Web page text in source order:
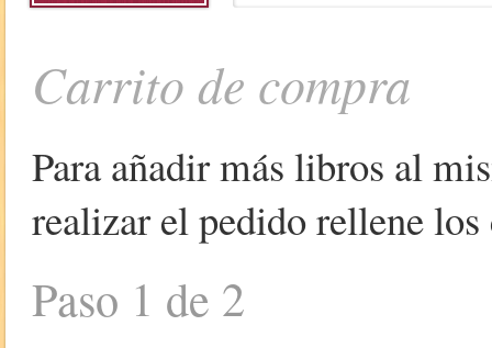
Carrito de compra
Para añadir más libros al
realizar el pedido rellene
Paso 1 de 2